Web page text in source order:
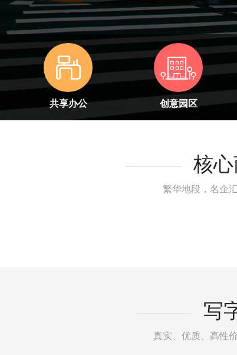
共享办公 创意园区
核心
繁华地段，名企
写
真实、优质、高性